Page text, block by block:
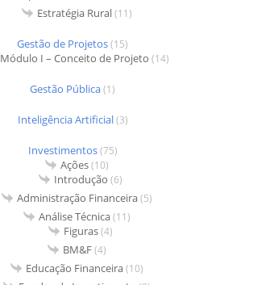
Estratégia Rural(11)
Gestão de Projetos(15)
Módulo I – Conceito de Projeto (14)
Gestão Pública(1)
Inteligência Artificial(3)
Investimentos(75)
Ações(10)
Introdução (6)
Administração Financeira(5)
Análise Técnica(11)
Figuras(4)
BM&F(4)
Educação Financeira(10)